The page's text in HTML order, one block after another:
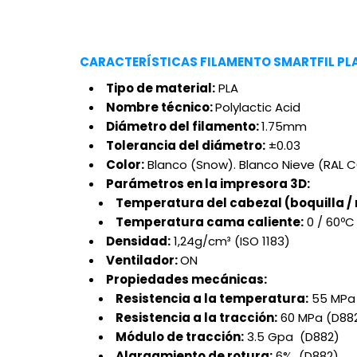
CARACTERÍSTICAS FILAMENTO SMARTFIL
Tipo de material:PLA
Nombre técnico:Polylactic Acid
Diámetro del filamento:1.75mm
Tolerancia del diámetro: ±0.03
Color:Blanco (Snow). Blanco Nieve (RAL
Parámetros en la impresora 3D:
Temperatura del cabezal (boquilla /
Temperatura cama caliente:0 / 60ºC
Densidad:1,24g/cm³ (ISO 1183)
Ventilador:ON
Propiedades mecánicas:
Resistencia a la temperatura: 55
Resistencia a la tracción:60 MPa
Módulo de tracción:3.5 Gpa (D882)